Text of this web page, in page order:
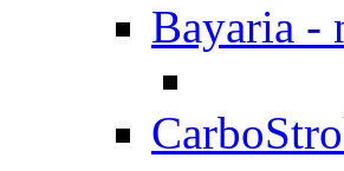
Bayaria -